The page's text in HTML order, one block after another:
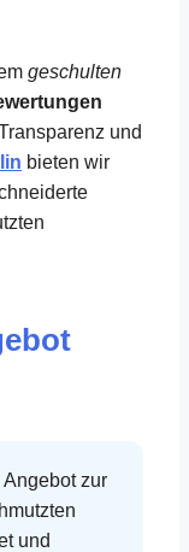
geschulten
und
bieten wir
zur
und